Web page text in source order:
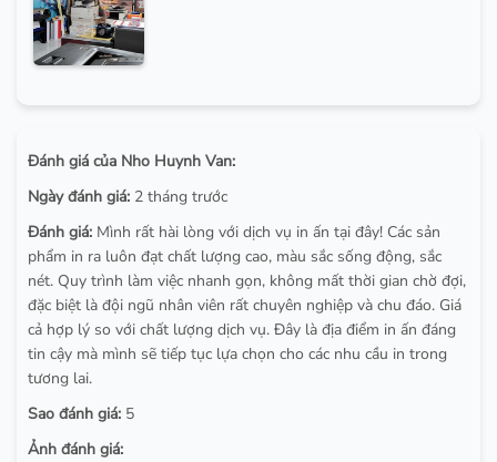
Đánh giá của Nho Huynh Van:
Ngày đánh giá: 2 tháng trước
Đánh giá: Mình rất hài lòng với dịch vụ in ấn tại đây! Các sản
phẩm in ra luôn đạt chất lượng cao, màu sắc sống động, sắc
nét. Quy trình làm việc nhanh gọn, không mất thời gian chờ đợi,
đặc biệt là đội ngũ nhân viên rất chuyên nghiệp và chu đáo. Giá
cả hợp lý so với chất lượng dịch vụ. Đây là địa điểm in ấn đáng
tin cậy mà mình sẽ tiếp tục lựa chọn cho các nhu cầu in trong
tương lai.
Sao đánh giá: 5
Ảnh đánh giá: